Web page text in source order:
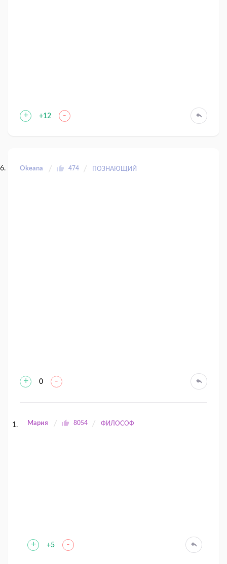
+ +12 -
Okeana 474 ПОЗНАЮЩИЙ
+ 0 -
Мария 8054 ФИЛОСОФ
+ +5 -